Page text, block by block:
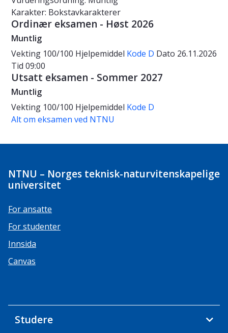
Karakter: Bokstavkarakterer
Ordinær eksamen - Høst 2026
Muntlig
Vekting 100/100 Hjelpemiddel Kode D Dato 26.11.2026
Tid 09:00
Utsatt eksamen - Sommer 2027
Muntlig
Vekting 100/100 Hjelpemiddel Kode D
Alt om eksamen ved NTNU
NTNU – Norges teknisk-naturvitenskapelige
universitet
For ansatte
For studenter
Innsida
Canvas
Studere